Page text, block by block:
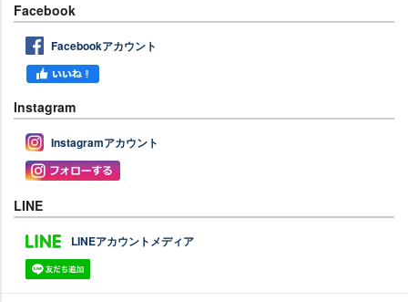
Facebook
Facebookアカウント
Instagram
Instagramアカウント
LINE
LINEアカウントメディア